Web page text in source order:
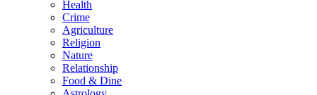
Health
Crime
Agriculture
Religion
Nature
Relationship
Food & Dine